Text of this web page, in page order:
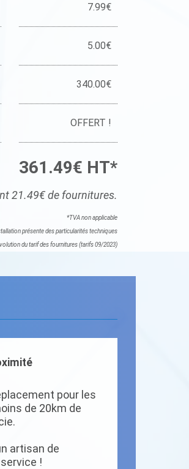
7.99€
5.00€
340.00€
OFFERT !
361.49€ HT*
21.49€ de fournitures.
*TVA non applicable
présente des particularités techniques
du tarif des fournitures (tarifs 09/2023)
pour les
de 20km de
artisan de
!